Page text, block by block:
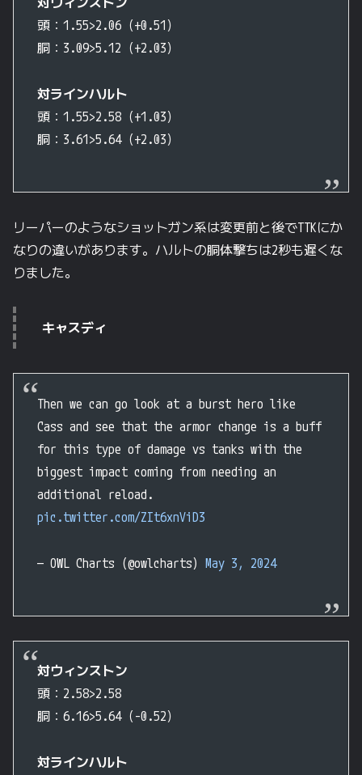
頭：1.55>2.06（+0.51）
胴：3.09>5.12（+2.03）
対ラインハルト
頭：1.55>2.58（+1.03）
胴：3.61>5.64（+2.03）
リーパーのようなショットガン系は変更前と後でTTKにか
なりの違いがあります。ハルトの胴体撃ちは2秒も遅くな
りました。
キャスディ
Then we can go look at a burst hero like
Cass and see that the armor change is a buff
for this type of damage vs tanks with the
biggest impact coming from needing an
additional reload.
pic.twitter.com/ZIt6xnViD3
— OWL Charts (@owlcharts) May 3, 2024
対ウィンストン
頭：2.58>2.58
胴：6.16>5.64（-0.52）
対ラインハルト